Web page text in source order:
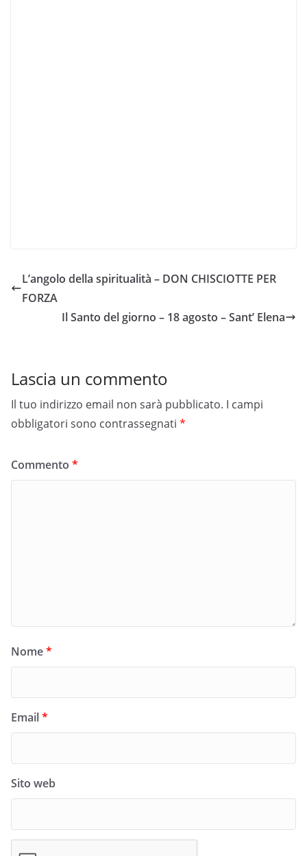
L’angolo della spiritualità – DON CHISCIOTTE PER
FORZA
Il Santo del giorno – 18 agosto – Sant’ Elena
Lascia un commento
Il tuo indirizzo email non sarà pubblicato. I campi
obbligatori sono contrassegnati *
Commento *
Nome*
Email*
Sito web